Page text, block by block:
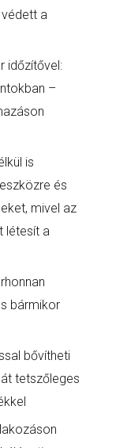
a
időzítővel:
–
is
és
mivel az
létesít a
bármikor
bővítheti
tetszőleges